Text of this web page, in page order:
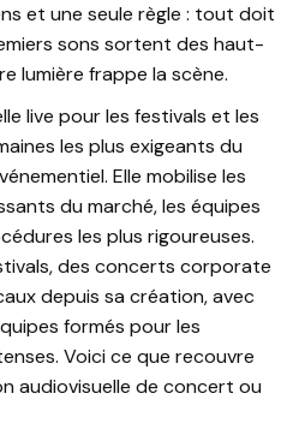
et une seule règle : tout doit
sons sortent des haut-
lumière frappe la scène.
live pour les festivals et les
les plus exigeants du
Elle mobilise les
du marché, les équipes
les plus rigoureuses.
des concerts corporate
depuis sa création, avec
formés pour les
Voici ce que recouvre
audiovisuelle de concert ou